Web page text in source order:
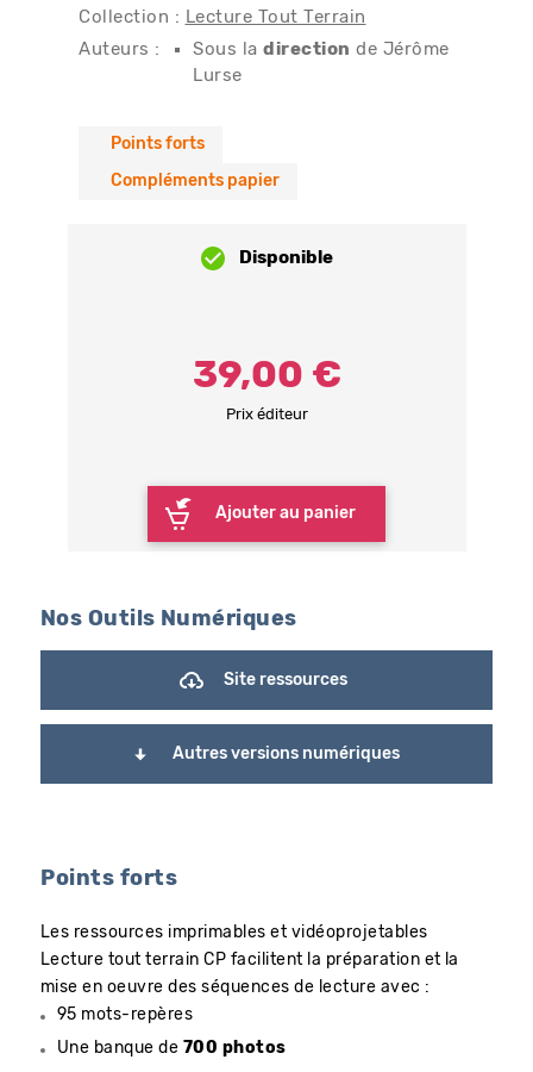
Collection : Lecture Tout Terrain
Auteurs :
Sous la direction de Jérôme
Lurse
Points forts
Compléments papier
Disponible
Prix éditeur
39,00 €
Ajouter au panier
Nos Outils Numériques
Site ressources
Autres versions numériques
Points forts
Les ressources imprimables et vidéoprojetables
Lecture tout terrain CP facilitent la préparation et la
mise en oeuvre des séquences de lecture avec :
95 mots-repères
Une banque de 700 photos